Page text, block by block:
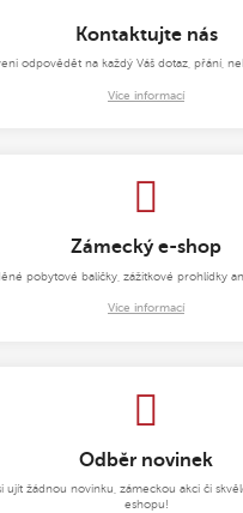
Kontaktujte nás
odpovědět na každý Váš dotaz, přání,
Více informací
Zámecký e-shop
pobytové balíčky, zážitkové prohlídky
Více informací
Odběr novinek
ujít žádnou novinku, zámeckou akci či
eshopu!